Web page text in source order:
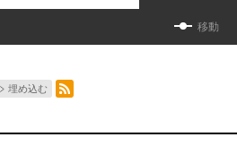
移動
埋め込む